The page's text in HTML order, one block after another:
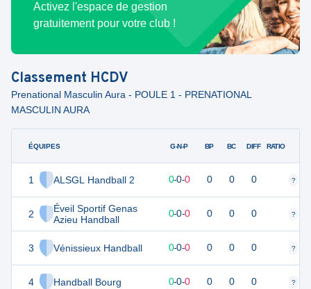
Activez l'espace de gestion
gratuitement pour votre club !
Classement HCDV
Prenational Masculin Aura - POULE 1 - PRENATIONAL
MASCULIN AURA
ÉQUIPES
1 ALSGL Handball 2
2
Éveil Sportif Genas
Azieu Handball
3 Vénissieux Handball
4 Handball Bourg
G-N-P BP BC DIFF RATIO
0 0-0-0 0 0 0 ?
0 0-0-0 0 0 0 ?
0 0-0-0 0 0 0 ?
0-0-0 0 0 0 ?